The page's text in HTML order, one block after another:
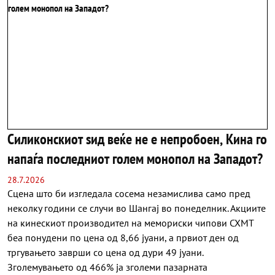
Силиконскиот ѕид веќе не е непробоен, Кина го
напаѓа последниот голем монопол на Западот?
28.7.2026
Сцена што би изгледала сосема незамислива само пред
неколку години се случи во Шангај во понеделник. Акциите
на кинескиот производител на мемориски чипови CXMT
беа понудени по цена од 8,66 јуани, а првиот ден од
тргувањето заврши со цена од дури 49 јуани.
Зголемувањето од 466% ја зголеми пазарната